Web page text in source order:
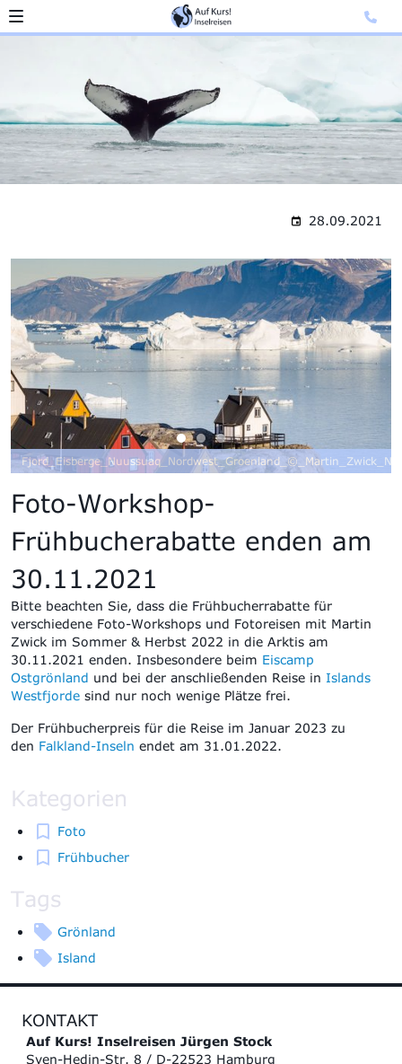
28.09.2021
Foto-Workshop-
Frühbucherabatte enden am
30.11.2021
Bitte beachten Sie, dass die Frühbucherrabatte für
verschiedene Foto-Workshops und Fotoreisen mit Martin
Zwick im Sommer & Herbst 2022 in die Arktis am
30.11.2021 enden. Insbesondere beim Eiscamp
Ostgrönland und bei der anschließenden Reise in Islands
Westfjorde sind nur noch wenige Plätze frei.
Der Frühbucherpreis für die Reise im Januar 2023 zu
den Falkland-Inseln endet am 31.01.2022.
Kategorien
Foto
Frühbucher
Tags
Grönland
Island
KONTAKT
Auf Kurs! Inselreisen Jürgen Stock
Sven-Hedin-Str. 8 / D-22523 Hamburg